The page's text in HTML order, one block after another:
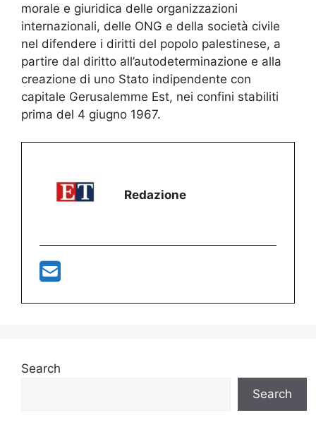
morale e giuridica delle organizzazioni
internazionali, delle ONG e della società civile
nel difendere i diritti del popolo palestinese, a
partire dal diritto all’autodeterminazione e alla
creazione di uno Stato indipendente con
capitale Gerusalemme Est, nei confini stabiliti
prima del 4 giugno 1967.
Redazione
Search
Search